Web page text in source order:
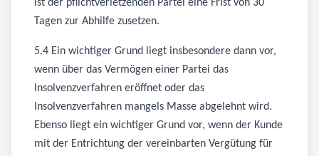
ist der pflichtverletzenden Partei eine Frist von 30
Tagen zur Abhilfe zusetzen.
5.4 Ein wichtiger Grund liegt insbesondere dann vor,
wenn über das Vermögen einer Partei das
Insolvenzverfahren eröffnet oder das
Insolvenzverfahren mangels Masse abgelehnt wird.
Ebenso liegt ein wichtiger Grund vor, wenn der Kunde
mit der Entrichtung der vereinbarten Vergütung für